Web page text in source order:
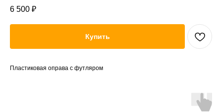
6 500 ₽
Купить
Пластиковая оправа с футляром